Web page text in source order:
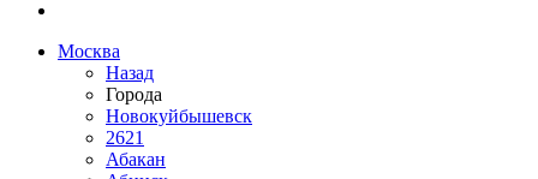
Москва
Назад
Города
Новокуйбышевск
2621
Абакан